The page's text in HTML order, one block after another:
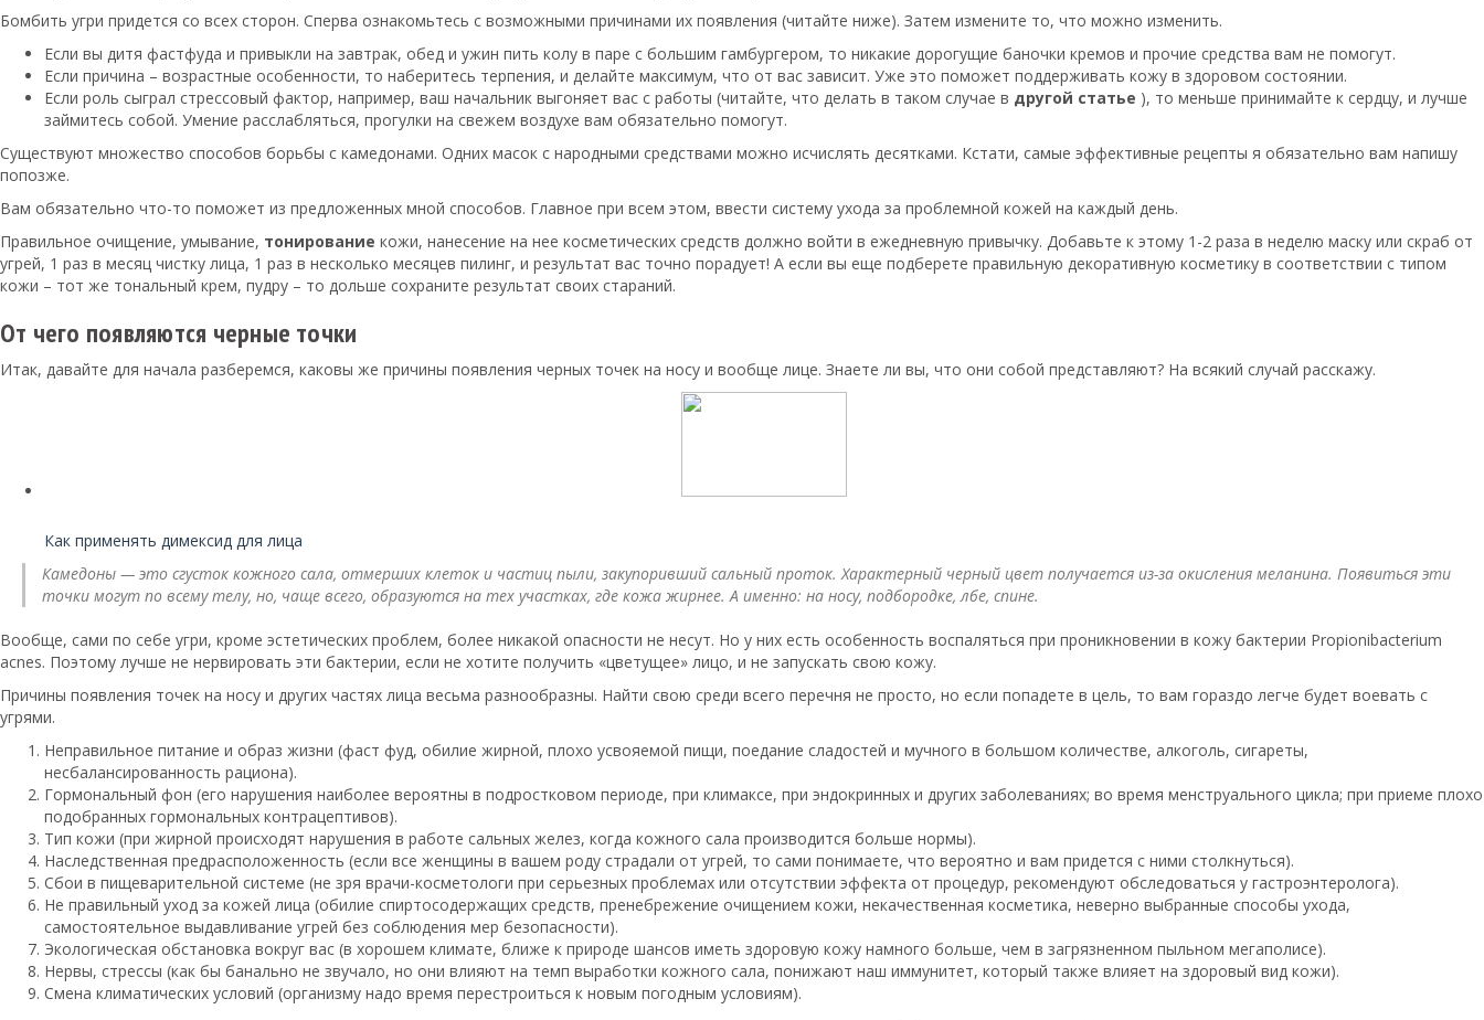
Бомбить угри придется со всех сторон. Сперва ознакомьтесь с возможными причинами их появления (читайте ниже). Затем измените то, что можно изменить.
Если вы дитя фастфуда и привыкли на завтрак, обед и ужин пить колу в паре с большим гамбургером, то никакие дорогущие баночки кремов и прочие средства вам не помогут.
Если причина – возрастные особенности, то наберитесь терпения, и делайте максимум, что от вас зависит. Уже это поможет поддерживать кожу в здоровом состоянии.
Если роль сыграл стрессовый фактор, например, ваш начальник выгоняет вас с работы (читайте, что делать в таком случае в другой статье ), то меньше принимайте к сердцу, и лучше
займитесь собой. Умение расслабляться, прогулки на свежем воздухе вам обязательно помогут.
Существуют множество способов борьбы с камедонами. Одних масок с народными средствами можно исчислять десятками. Кстати, самые эффективные рецепты я обязательно вам напишу
попозже.
Вам обязательно что-то поможет из предложенных мной способов. Главное при всем этом, ввести систему ухода за проблемной кожей на каждый день.
Правильное очищение, умывание, тонирование кожи, нанесение на нее косметических средств должно войти в ежедневную привычку. Добавьте к этому 1-2 раза в неделю маску или скраб от
угрей, 1 раз в месяц чистку лица, 1 раз в несколько месяцев пилинг, и результат вас точно порадует! А если вы еще подберете правильную декоративную косметику в соответствии с типом
кожи – тот же тональный крем, пудру – то дольше сохраните результат своих стараний.
От чего появляются черные точки
Итак, давайте для начала разберемся, каковы же причины появления черных точек на носу и вообще лице. Знаете ли вы, что они собой представляют? На всякий случай расскажу.
Как применять димексид для лица
Камедоны — это сгусток кожного сала, отмерших клеток и частиц пыли, закупоривший сальный проток. Характерный черный цвет получается из-за окисления меланина. Появиться эти
точки могут по всему телу, но, чаще всего, образуются на тех участках, где кожа жирнее. А именно: на носу, подбородке, лбе, спине.
Вообще, сами по себе угри, кроме эстетических проблем, более никакой опасности не несут. Но у них есть особенность воспаляться при проникновении в кожу бактерии Propionibacterium
acnes. Поэтому лучше не нервировать эти бактерии, если не хотите получить «цветущее» лицо, и не запускать свою кожу.
Причины появления точек на носу и других частях лица весьма разнообразны. Найти свою среди всего перечня не просто, но если попадете в цель, то вам гораздо легче будет воевать с
угрями.
Неправильное питание и образ жизни (фаст фуд, обилие жирной, плохо усвояемой пищи, поедание сладостей и мучного в большом количестве, алкоголь, сигареты,
несбалансированность рациона).
Гормональный фон (его нарушения наиболее вероятны в подростковом периоде, при климаксе, при эндокринных и других заболеваниях; во время менструального цикла; при приеме плохо
подобранных гормональных контрацептивов).
Тип кожи (при жирной происходят нарушения в работе сальных желез, когда кожного сала производится больше нормы).
Наследственная предрасположенность (если все женщины в вашем роду страдали от угрей, то сами понимаете, что вероятно и вам придется с ними столкнуться).
Сбои в пищеварительной системе (не зря врачи-косметологи при серьезных проблемах или отсутствии эффекта от процедур, рекомендуют обследоваться у гастроэнтеролога).
Не правильный уход за кожей лица (обилие спиртосодержащих средств, пренебрежение очищением кожи, некачественная косметика, неверно выбранные способы ухода,
самостоятельное выдавливание угрей без соблюдения мер безопасности).
Экологическая обстановка вокруг вас (в хорошем климате, ближе к природе шансов иметь здоровую кожу намного больше, чем в загрязненном пыльном мегаполисе).
Нервы, стрессы (как бы банально не звучало, но они влияют на темп выработки кожного сала, понижают наш иммунитет, который также влияет на здоровый вид кожи).
Смена климатических условий (организму надо время перестроиться к новым погодным условиям).